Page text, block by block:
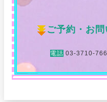
ご予約・お
電話 03-3710-